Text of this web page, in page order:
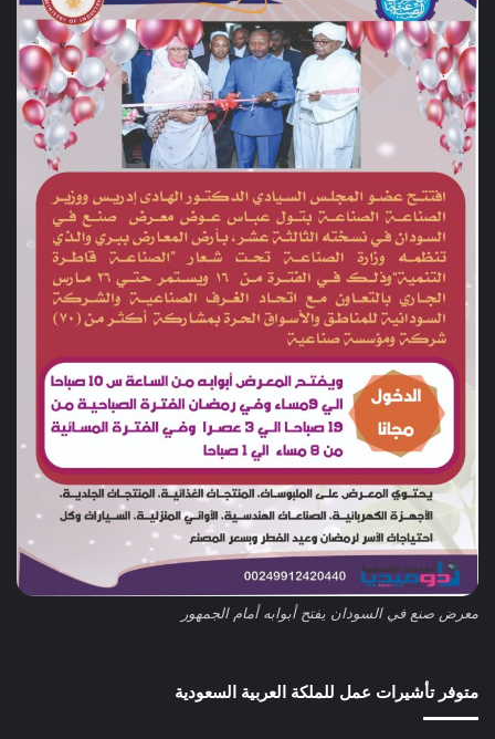
معرض صنع في السودان يفتح أبوابه أمام الجمهور
متوفر تأشيرات عمل للملكة العربية السعودية